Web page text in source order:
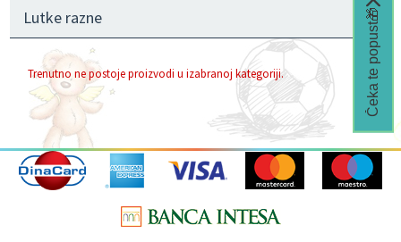
Lutke razne
Trenutno ne postoje proizvodi u izabranoj kategoriji. Čeka te popust🎁